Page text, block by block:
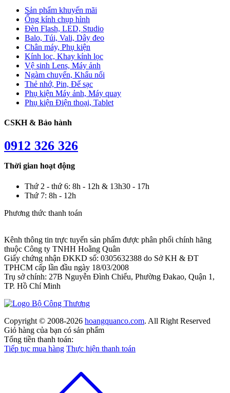
Sản phẩm khuyến mãi
Ống kính chụp hình
Đèn Flash, LED, Studio
Balo, Túi, Vali, Dây đeo
Chân máy, Phụ kiện
Kính lọc, Khay kính lọc
Vệ sinh Lens, Máy ảnh
Ngàm chuyển, Khẩu nối
Thẻ nhớ, Pin, Đế sạc
Phụ kiện Máy ảnh, Máy quay
Phụ kiện Điện thoại, Tablet
CSKH & Bảo hành
0912 326 326
Thời gian hoạt động
Thứ 2 - thứ 6: 8h - 12h & 13h30 - 17h
Thứ 7: 8h - 12h
Phương thức thanh toán
Kênh thông tin trực tuyến sản phẩm được phân phối chính hãng
thuộc Công ty TNHH Hoằng Quân
Giấy chứng nhận ĐKKD số: 0305632388 do Sở KH & ĐT
TPHCM cấp lần đầu ngày 18/03/2008
Trụ sở chính: 27B Nguyễn Đình Chiểu, Phường Đakao, Quận 1,
TP. Hồ Chí Minh
Copyright © 2008-2026 hoangquanco.com. All Right Reserved
Giỏ hàng của bạn có sản phẩm
Tổng tiền thanh toán:
Tiếp tục mua hàng Thực hiện thanh toán